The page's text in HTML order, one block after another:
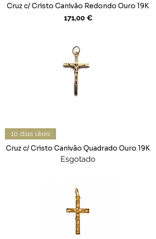
Cruz c/ Cristo Canivão Redondo Ouro 19K
Preço
171,00 €
10 dias úteis
Cruz c/ Cristo Canivão Quadrado Ouro 19K
Esgotado